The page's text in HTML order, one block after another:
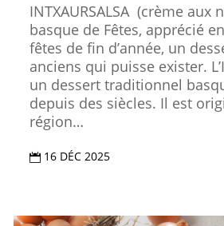
INTXAURSALSA (crème aux
basque de Fêtes, apprécié
fêtes de fin d’année, un
anciens qui puisse exister.
un dessert traditionnel
depuis des siècles. Il est
région…
 16 DÉC 2025